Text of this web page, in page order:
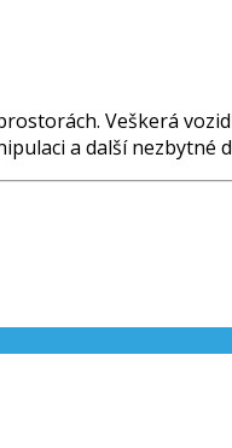
Veškerá
a další nezbytné